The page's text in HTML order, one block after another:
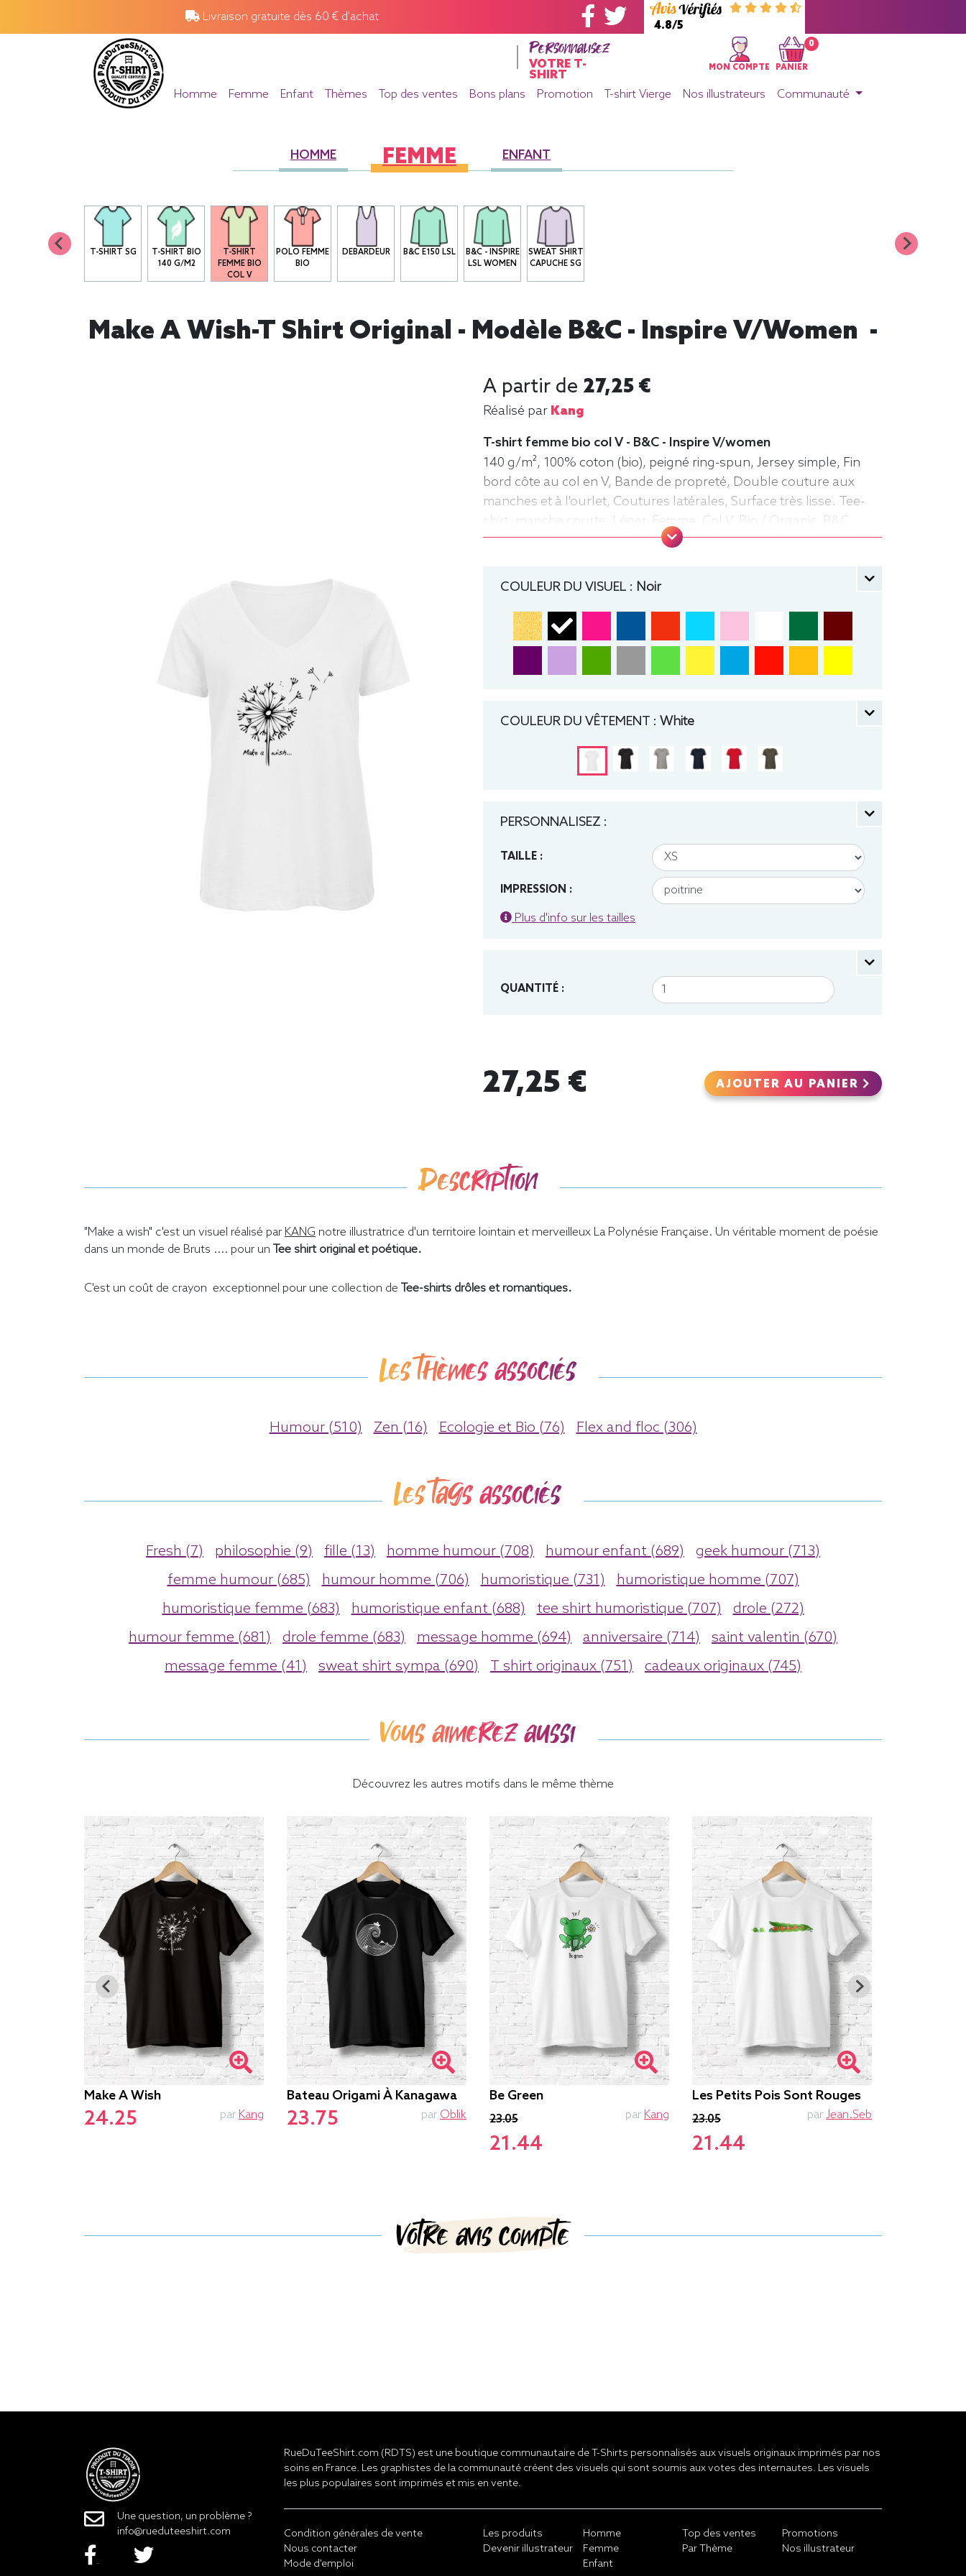
Livraison gratuite dès 60 € d'achat
4.8/5
Personnalisez
VOTRE T-
SHIRT
MON COMPTE
0
PANIER
Homme Femme Enfant Thèmes Top des ventes Bons plans Promotion T-shirt Vierge Nos illustrateurs Communauté
HOMME FEMME ENFANT
T-SHIRT SG
T-SHIRT BIO
140 G/M2
T-SHIRT
FEMME BIO
COL V
POLO FEMME
BIO
DEBARDEUR B&C E150 LSL
B&C - INSPIRE
LSL WOMEN
SWEAT SHIRT
CAPUCHE SG
Make A Wish-T Shirt Original - Modèle B&C - Inspire V/women -
A partir de 27,25 €
Réalisé par Kang
T-shirt femme bio col V - B&C - Inspire V/women
140 g/m², 100% coton (bio), peigné ring-spun, Jersey simple, Fin
bord côte au col en V, Bande de propreté, Double couture aux
manches et à l'ourlet, Coutures latérales, Surface très lisse. Tee-
shirt, manche courte, Léger, Femme, Col V, Bio / Organic, B&C
COULEUR DU VISUEL : Noir
COULEUR DU VÊTEMENT : White
PERSONNALISEZ :
TAILLE :
IMPRESSION :
Plus d'info sur les tailles
QUANTITÉ :
27,25 € AJOUTER AU PANIER
Description
"Make a wish" c'est un visuel réalisé par KANG notre illustratrice d'un territoire lointain et merveilleux La Polynésie Française. Un véritable moment de poésie
dans un monde de Bruts .... pour un Tee shirt original et poétique.
C'est un coût de crayon exceptionnel pour une collection de Tee-shirts drôles et romantiques.
Les thèmes associés
Humour (510) Zen (16) Ecologie et Bio (76) Flex and floc (306)
Les tags associés
Fresh (7) philosophie (9) fille (13) homme humour (708) humour enfant (689)
geek humour (713)
femme humour (685)
humour homme (706) humoristique (731)
humoristique homme (707)
humoristique femme (683)
humoristique enfant (688) tee shirt humoristique (707)
drole (272)
humour femme (681)
drole femme (683) message homme (694) anniversaire (714)
saint valentin (670)
message femme (41)
sweat shirt sympa (690) T shirt originaux (751) cadeaux originaux (745)
Vous aimerez aussi
Découvrez les autres motifs dans le même thème
Make A Wish
24.25 par Kang
Bateau Origami À Kanagawa
23.75 par Oblik
Be Green
23.05
21.44
par Kang
Les Petits Pois Sont Rouges
23.05
21.44
par Jean.Seb
Votre avis compte
Une question, un problème ?
info@rueduteeshirt.com
RueDuTeeShirt.com (RDTS) est une boutique communautaire de T-Shirts personnalisés aux visuels originaux imprimés par nos
soins en France. Les graphistes de la communauté créent des visuels qui sont soumis aux votes des internautes. Les visuels
les plus populaires sont imprimés et mis en vente.
Condition générales de vente
Nous contacter
Mode d'emploi
Les produits
Devenir illustrateur
Homme
Femme
Enfant
Top des ventes
Par Thème
Promotions
Nos illustrateur